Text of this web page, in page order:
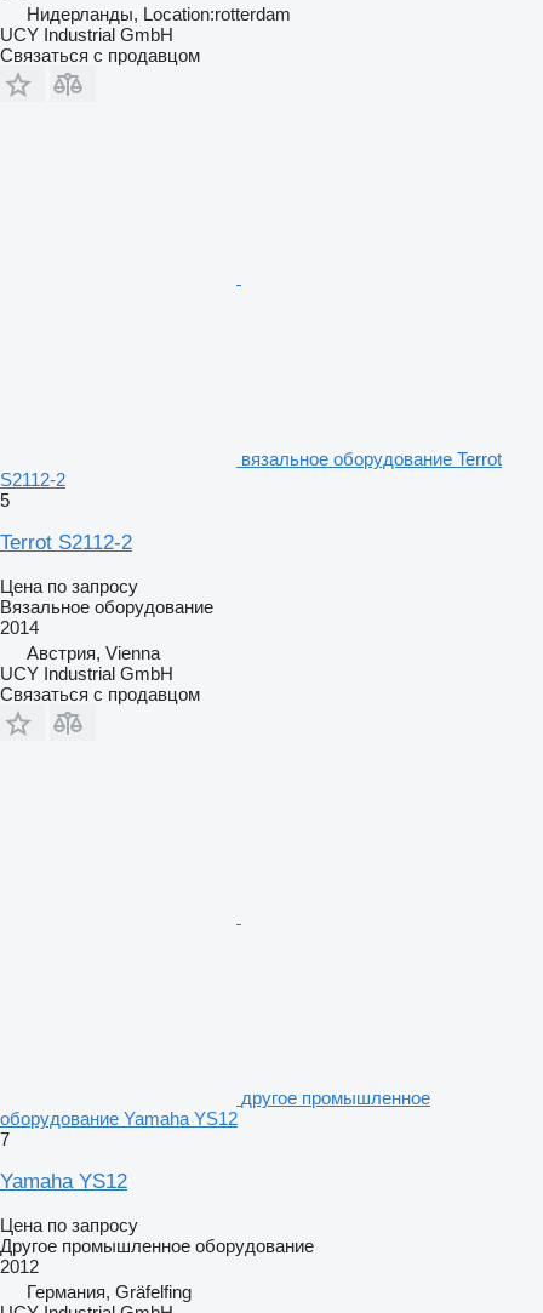
Нидерланды, Location:rotterdam
UCY Industrial GmbH
Связаться с продавцом
вязальное оборудование Terrot
S2112-2
5
Terrot S2112-2
Цена по запросу
Вязальное оборудование
2014
Австрия, Vienna
UCY Industrial GmbH
Связаться с продавцом
другое промышленное
оборудование Yamaha YS12
7
Yamaha YS12
Цена по запросу
Другое промышленное оборудование
2012
Германия, Gräfelfing